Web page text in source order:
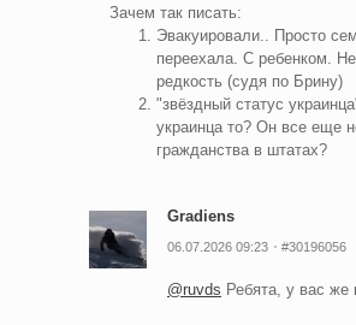
Зачем так писать:
Эвакуировали.. Просто
переехала. С ребенком.
редкость (судя по Брину)
"звёздный статус
украинца то? Он все еще
гражданства в штатах?
Gradiens
06.07.2026 09:23 #30196056
@ruvds Ребята, у вас же